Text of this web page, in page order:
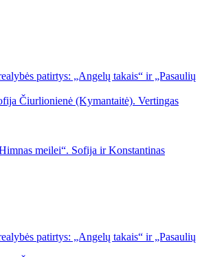
patirtys: „Angelų takais“ ir „Pasaulių
Čiurlionienė (Kymantaitė). Vertingas
meilei“. Sofija ir Konstantinas
patirtys: „Angelų takais“ ir „Pasaulių